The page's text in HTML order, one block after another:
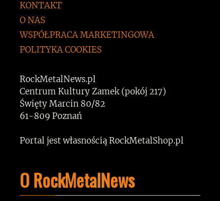
KONTAKT
O NAS
WSPÓŁPRACA MARKETINGOWA
POLITYKA COOKIES
RockMetalNews.pl
Centrum Kultury Zamek (pokój 217)
Święty Marcin 80/82
61-809 Poznań
Portal jest własnością RockMetalShop.pl
O RockMetalNews